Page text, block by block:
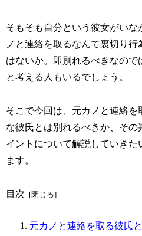
そもそも自分という彼女がいな
ノと連絡を取るなんて裏切り行
はないか。即別れるべきなので
と考える人もいるでしょう。
そこで今回は、元カノと連絡を
な彼氏とは別れるべきか、その
イントについて解説していきた
ます。
目次
元カノと連絡を取る彼氏